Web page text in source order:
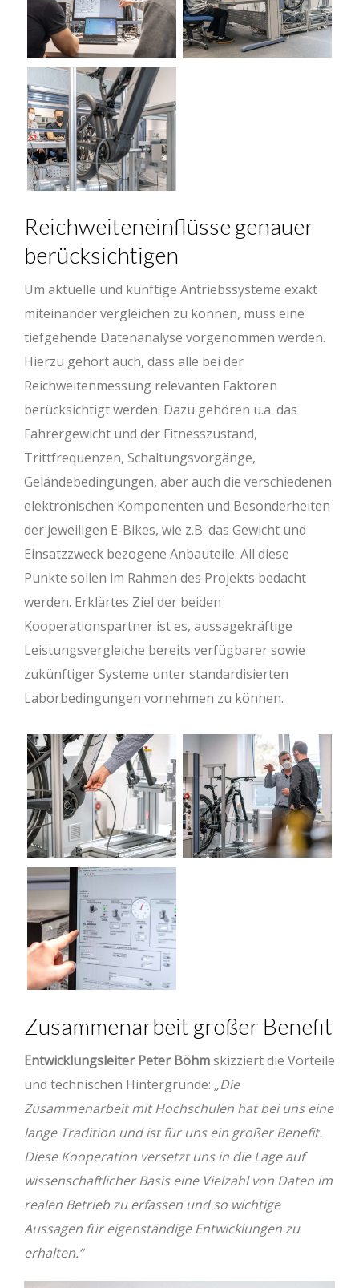
Reichweiteneinflüsse genauer
berücksichtigen
Um aktuelle und künftige Antriebssysteme exakt
miteinander vergleichen zu können, muss eine
tiefgehende Datenanalyse vorgenommen werden.
Hierzu gehört auch, dass alle bei der
Reichweitenmessung relevanten Faktoren
berücksichtigt werden. Dazu gehören u.a. das
Fahrergewicht und der Fitnesszustand,
Trittfrequenzen, Schaltungsvorgänge,
Geländebedingungen, aber auch die verschiedenen
elektronischen Komponenten und Besonderheiten
der jeweiligen E-Bikes, wie z.B. das Gewicht und
Einsatzzweck bezogene Anbauteile. All diese
Punkte sollen im Rahmen des Projekts bedacht
werden. Erklärtes Ziel der beiden
Kooperationspartner ist es, aussagekräftige
Leistungsvergleiche bereits verfügbarer sowie
zukünftiger Systeme unter standardisierten
Laborbedingungen vornehmen zu können.
Zusammenarbeit großer Benefit
Entwicklungsleiter Peter Böhmskizziert die Vorteile
und technischen Hintergründe: „Die
Zusammenarbeit mit Hochschulen hat bei uns eine
lange Tradition und ist für uns ein großer Benefit.
Diese Kooperation versetzt uns in die Lage auf
wissenschaftlicher Basis eine Vielzahl von Daten im
realen Betrieb zu erfassen und so wichtige
Aussagen für eigenständige Entwicklungen zu
erhalten.“